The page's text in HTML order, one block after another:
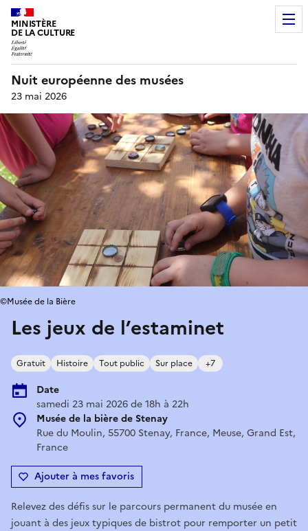
MINISTÈRE
DE LA CULTURE
Nuit européenne des musées
23 mai 2026
Les jeux de l’estaminet
Gratuit Histoire Tout public Sur place +7
Date
samedi 23 mai 2026 de 18h à 22h
Musée de la bière de Stenay
Rue du Moulin, 55700 Stenay, France, Meuse, Grand Est,
France
Ajouter à mes favoris
©Musée de la Bière
Relevez des défis sur le parcours permanent du musée en
jouant à des jeux typiques de bistrot pour remporter un petit